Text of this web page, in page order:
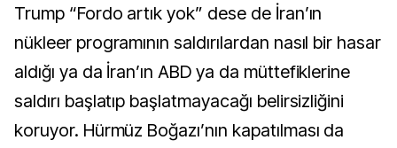
Trump “Fordo artık yok” dese de İran’ın
nükleer programının saldırılardan nasıl bir hasar
aldığı ya da İran’ın ABD ya da müttefiklerine
saldırı başlatıp başlatmayacağı belirsizliğini
koruyor. Hürmüz Boğazı’nın kapatılması da